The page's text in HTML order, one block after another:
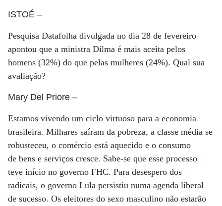
ISTOÉ –
Pesquisa Datafolha divulgada no dia 28 de fevereiro
apontou que a ministra Dilma é mais aceita pelos
homens (32%) do que pelas mulheres (24%). Qual sua
avaliação?
Mary Del Priore –
Estamos vivendo um ciclo virtuoso para a economia
brasileira. Milhares saíram da pobreza, a classe média se
robusteceu, o comércio está aquecido e o consumo
de bens e serviços cresce. Sabe-se que esse processo
teve início no governo FHC. Para desespero dos
radicais, o governo Lula persistiu numa agenda liberal
de sucesso. Os eleitores do sexo masculino não estarão